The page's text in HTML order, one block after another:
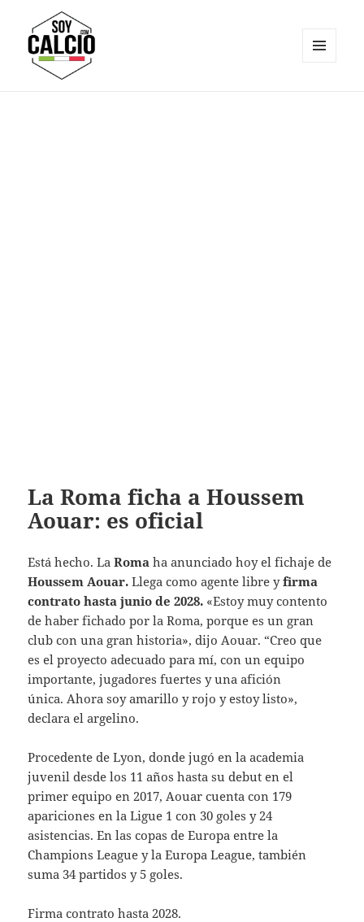
La Roma ficha a Houssem
Aouar: es oficial
Está hecho. LaRoma ha anunciado hoy el fichaje de
Houssem Aouar. Llega como agente libre yfirma
contrato hasta junio de 2028. «Estoy muy contento
de haber fichado por la Roma, porque es un gran
club con una gran historia», dijo Aouar. “Creo que
es el proyecto adecuado para mí, con un equipo
importante, jugadores fuertes y una afición
única. Ahora soy amarillo y rojo y estoy listo»,
declara el argelino.
Procedente de Lyon, donde jugó en la academia
juvenil desde los 11 años hasta su debut en el
primer equipo en 2017, Aouar cuenta con 179
apariciones en la Ligue 1 con 30 goles y 24
asistencias. En las copas de Europa entre la
Champions League y la Europa League, también
suma 34 partidos y 5 goles.
Firma contrato hasta 2028.